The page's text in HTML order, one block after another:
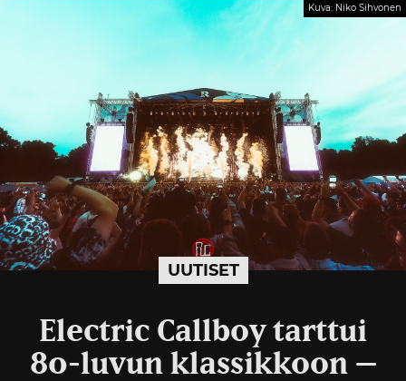
UUTISET
Kuva: Niko Sihvonen
Electric Callboy tarttui
80-luvun klassikkoon –